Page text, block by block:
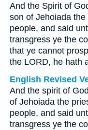
And the Spirit of
son of Jehoiada
people, and said
transgress ye the
that ye cannot
the LORD, he hath
English Revised
And the spirit of
of Jehoiada the
people, and said
transgress ye the